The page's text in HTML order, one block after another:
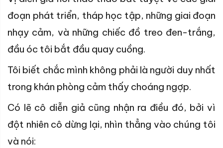
đoạn phát triển, tháp học tập, những giai đoạn
nhạy cảm, và những chiếc đồ treo đen-trắng,
đầu óc tôi bắt đầu quay cuồng.
Tôi biết chắc mình không phải là người duy nhất
trong khán phòng cảm thấy choáng ngợp.
Có lẽ cô diễn giả cũng nhận ra điều đó, bởi vì
đột nhiên cô dừng lại, nhìn thẳng vào chúng tôi
và nói: